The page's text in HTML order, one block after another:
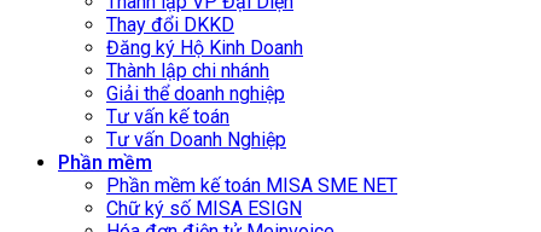
Thay đổi DKKD
Đăng ký Hộ Kinh Doanh
Thành lập chi nhánh
Giải thể doanh nghiệp
Tư vấn kế toán
Tư vấn Doanh Nghiệp
Phần mềm
Phần mềm kế toán MISA SME NET
Chữ ký số MISA ESIGN